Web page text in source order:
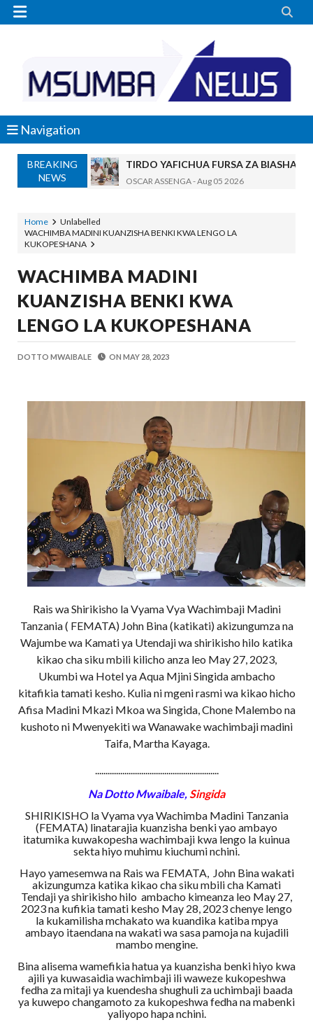
 
Navigation
BREAKING
NEWS
OSCAR ASSENGA - Aug 05 2026
WAKAGUZI WA MAFUTA WAIMARISHA
MSUMBA -Aug 05 2026
Shamba Langu La Hekari Kumi
Mume Wangu Alipoteza Hamu Na Mimi
Kila Pesa Niliyopata Ilikuwa Ikipotea
WAMILIKI VITUO VYA KULEA
OSCAR ASSENGA
TARURA ARUSHA YAONGEZA KASI
MSUMBA-Aug 05 2026
TANZANIA KUNUFAIKA NA SH. BILIONI
OSCAR ASSENGA-Aug 05 2026
TIRDO YAFICHUA FURSA ZA
OSCAR ASSENGA-Aug 05 2026
Home
Unlabelled
WACHIMBA MADINI KUANZISHA BENKI KWA LENGO LA
KUKOPESHANA
WACHIMBA MADINI
KUANZISHA BENKI KWA
LENGO LA KUKOPESHANA
DOTTO MWAIBALE ON MAY 28, 2023
Rais wa Shirikisho la Vyama Vya Wachimbaji Madini
Tanzania ( FEMATA) John Bina (katikati) akizungumza na
Wajumbe wa Kamati ya Utendaji wa shirikisho hilo katika
kikao cha siku mbili kilicho anza leo May 27, 2023,
Ukumbi wa Hotel ya Aqua Mjini Singida ambacho
kitafikia tamati kesho. Kulia ni mgeni rasmi wa kikao hicho
Afisa Madini Mkazi Mkoa wa Singida, Chone Malembo na
kushoto ni Mwenyekiti wa Wanawake wachimbaji madini
Taifa, Martha Kayaga.
...........................................................
Na Dotto Mwaibale,Singida
SHIRIKISHO la Vyama vya Wachimba Madini Tanzania
(FEMATA) linatarajia kuanzisha benki yao ambayo
itatumika kuwakopesha wachimbaji kwa lengo la kuinua
sekta hiyo muhimu kiuchumi nchini.
Hayo yamesemwa na Rais wa FEMATA, John Bina wakati
akizungumza katika kikao cha siku mbili cha Kamati
Tendaji ya shirikisho hilo ambacho kimeanza leo May 27,
2023 na kufikia tamati kesho May 28, 2023 chenye lengo
la kukamilisha mchakato wa kuandika katiba mpya
ambayo itaendana na wakati wa sasa pamoja na kujadili
mambo mengine.
Bina alisema wamefikia hatua ya kuanzisha benki hiyo kwa
ajili ya kuwasaidia wachimbaji ili waweze kukopeshwa
fedha za mitaji ya kuendesha shughuli za uchimbaji baada
ya kuwepo changamoto za kukopeshwa fedha na mabenki
yaliyopo hapa nchini.